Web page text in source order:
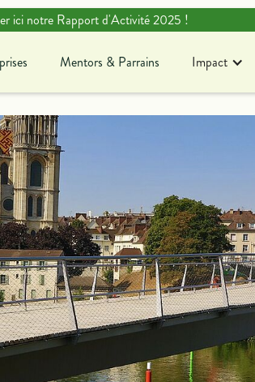
ici notre Rapport d'Activité 2025 !
Mentors & Parrains
Impact
sur notre